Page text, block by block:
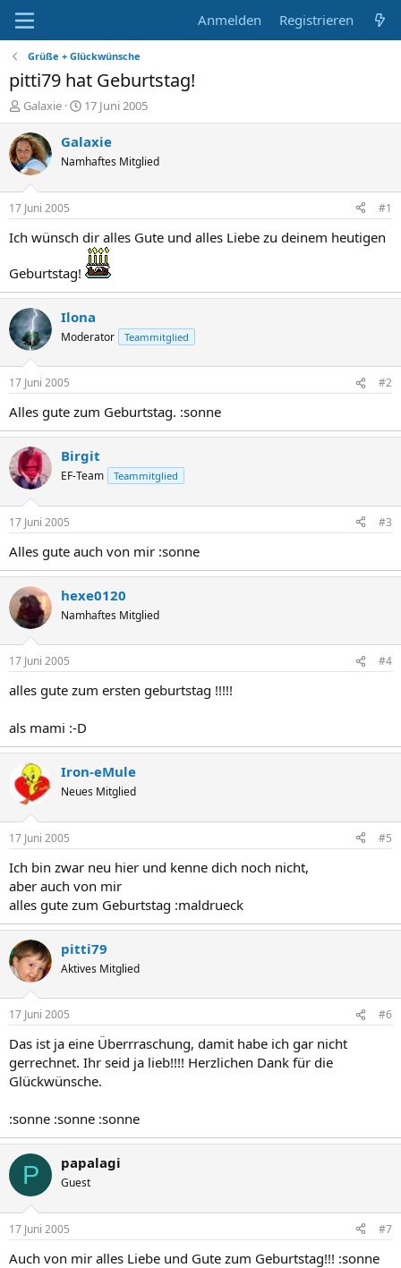
Anmelden Registrieren
Grüße + Glückwünsche
pitti79 hat Geburtstag!
E
r
s
t
e
e
r
Galaxie
E
r
s
t
e
t
a
m
17 Juni 2005
Galaxie
Namhaftes Mitglied
17 Juni 2005 #1
Ich wünsch dir alles Gute und alles Liebe zu deinem heutigen
Geburtstag!
Ilona
Moderator Teammitglied
17 Juni 2005 #2
Alles gute zum Geburtstag. :sonne
Birgit
EF-Team Teammitglied
17 Juni 2005 #3
Alles gute auch von mir :sonne
hexe0120
Namhaftes Mitglied
17 Juni 2005 #4
alles gute zum ersten geburtstag !!!!!
als mami :-D
Iron-eMule
Neues Mitglied
17 Juni 2005 #5
Ich bin zwar neu hier und kenne dich noch nicht,
aber auch von mir
alles gute zum Geburtstag :maldrueck
pitti79
Aktives Mitglied
17 Juni 2005 #6
Das ist ja eine Überrraschung, damit habe ich gar nicht
gerrechnet. Ihr seid ja lieb!!!! Herzlichen Dank für die
Glückwünsche.
:sonne :sonne :sonne
P papalagi
Guest
17 Juni 2005 #7
Auch von mir alles Liebe und Gute zum Geburtstag!!! :sonne